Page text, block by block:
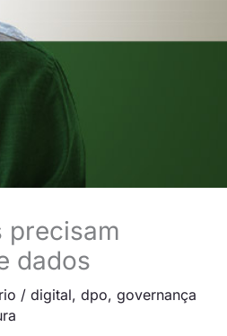
precisam
dados
/ digital, dpo, governança